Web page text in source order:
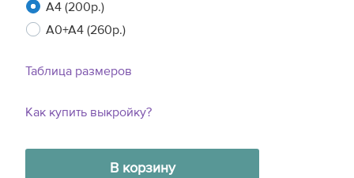
A4 (200р.)
A0+A4 (260р.)
Таблица размеров
Как купить выкройку?
В корзину